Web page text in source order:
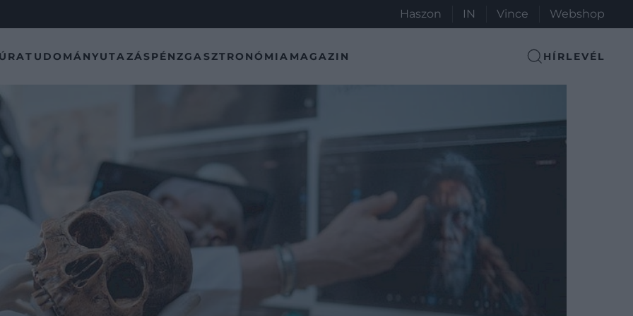
Haszon IN Vince Webshop
TUDOMÁNYUTAZÁSPÉNZGASZTRONÓMIA MAGAZIN HÍRLEVÉL